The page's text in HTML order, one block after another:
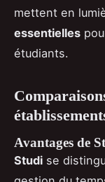
mettent en
essentielles
étudiants.
Avantages de
Studi se